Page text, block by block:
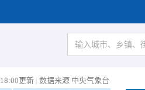
18:00更新 | 数据来源 中央气象台